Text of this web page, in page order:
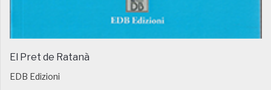
El Pret de Ratanà
EDB Edizioni